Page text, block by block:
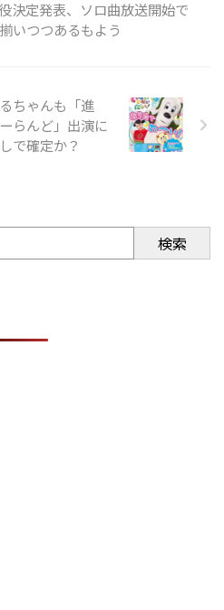
決定発表、ソロ曲放送開始で
いつつあるもよう
ちゃんも「進
らんど」出演に
で確定か？
検索